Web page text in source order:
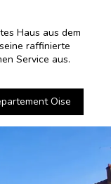
Haus aus dem
raffinierte
Service aus.
Oise